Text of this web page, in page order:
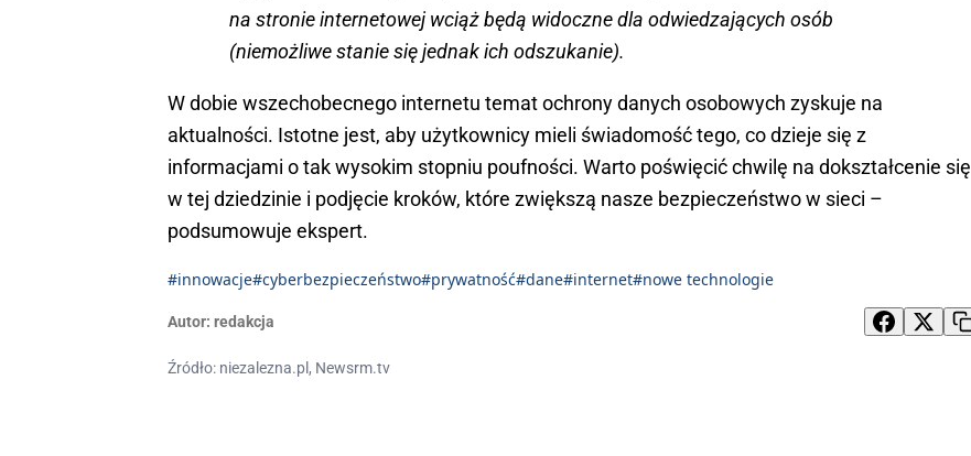
na stronie internetowej wciąż będą widoczne dla odwiedzających osób
(niemożliwe stanie się jednak ich odszukanie).
W dobie wszechobecnego internetu temat ochrony danych osobowych zyskuje na
aktualności. Istotne jest, aby użytkownicy mieli świadomość tego, co dzieje się z
informacjami o tak wysokim stopniu poufności. Warto poświęcić chwilę na dokształcenie się
w tej dziedzinie i podjęcie kroków, które zwiększą nasze bezpieczeństwo w sieci –
podsumowuje ekspert.
#innowacje#cyberbezpieczeństwo#prywatność#dane#internet#nowe technologie
Autor: redakcja
Źródło: niezalezna.pl, Newsrm.tv